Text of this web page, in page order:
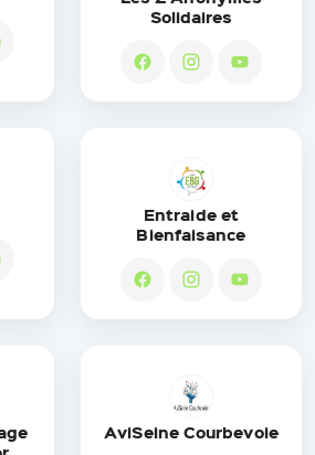
Solidaires
Entraide et
Bienfaisance
AviSeine Courbevoie